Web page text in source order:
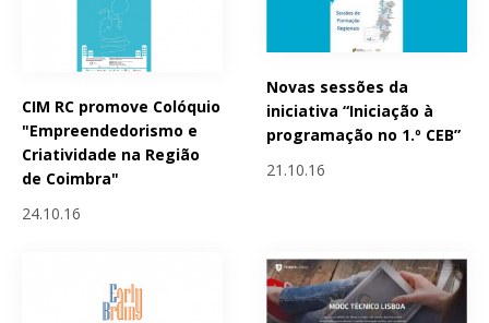
CIM RC promove Colóquio
"Empreendedorismo e
Criatividade na Região
de Coimbra"
24.10.16
Novas sessões da
iniciativa “Iniciação à
programação no 1.º CEB”
21.10.16